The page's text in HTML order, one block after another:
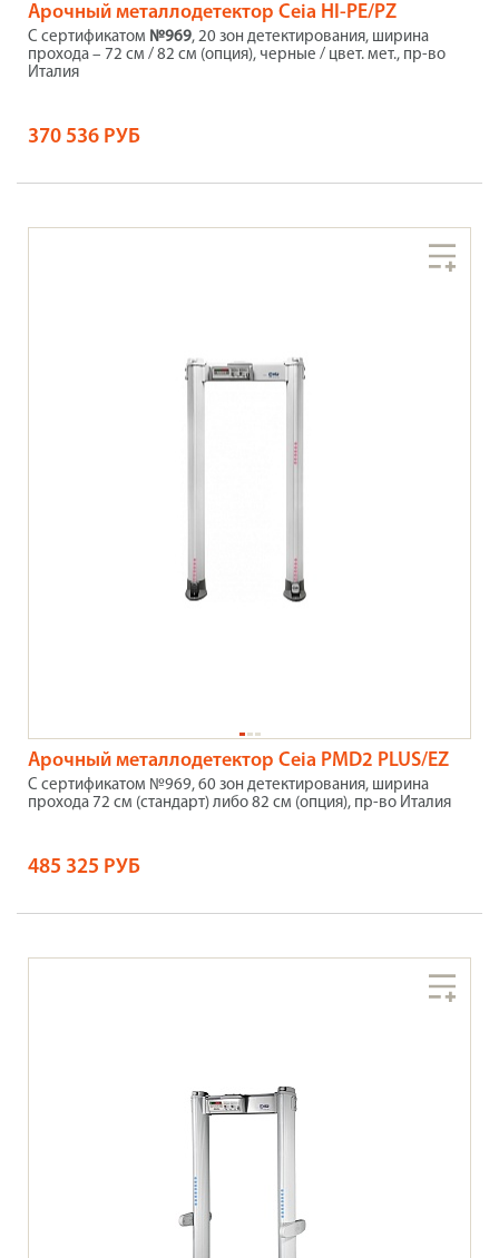
Арочный металлодетектор Ceia HI-PE/PZ
С сертификатом №969, 20 зон детектирования, ширина
прохода – 72 см / 82 см (опция), черные / цвет. мет., пр-во
Италия
370 536 РУБ
Арочный металлодетектор Ceia PMD2 PLUS/EZ
С сертификатом №969, 60 зон детектирования, ширина
прохода 72 см (стандарт) либо 82 см (опция), пр-во Италия
485 325 РУБ